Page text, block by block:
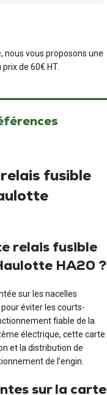
nous vous proposons une
de 60€ HT.
fusible
relais fusible
HA20 ?
sur les nacelles
éviter les courts-
fiable de la
électrique, cette carte
et la distribution de
de l’engin.
sur la carte